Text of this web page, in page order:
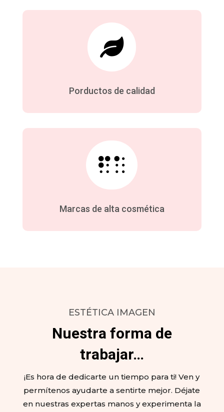

Porductos de calidad

Marcas de alta cosmética
ESTÉTICA IMAGEN
Nuestra forma de
trabajar…
¡Es hora de dedicarte un tiempo para ti! Ven y
permítenos ayudarte a sentirte mejor. Déjate
en nuestras expertas manos y experimenta la